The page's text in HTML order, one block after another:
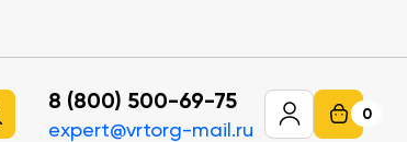
8 (800) 500-69-75
expert@vrtorg-mail.ru
0